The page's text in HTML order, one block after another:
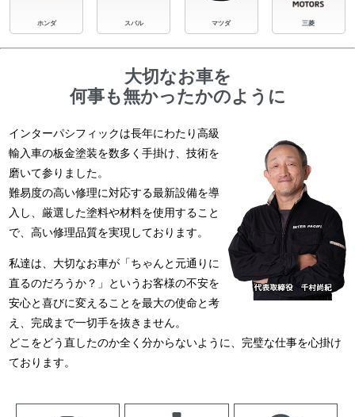
ホンダ スバル マツダ 三菱
大切なお車を
何事も無かったかのように
インターパシフィックは長年にわたり高級
輸入車の板金塗装を数多く手掛け、技術を
磨いて参りました。
難易度の高い修理に対応する最新設備を導
入し、厳選した塗料や材料を使用すること
で、高い修理品質を実現しております。
私達は、大切なお車が「ちゃんと元通りに
直るのだろうか？」というお客様の不安を
安心と喜びに変えることを最大の使命と考
え、完成まで一切手を抜きません。
どこをどう直したのか全く分からないように、完璧な仕事を心掛け
ております。